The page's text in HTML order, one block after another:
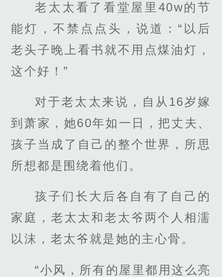
老太太看了看堂屋里40w的节
能灯，不禁点点头，说道：“以后
老头子晚上看书就不用点煤油灯，
这个好！”
对于老太太来说，自从16岁嫁
到萧家，她60年如一日，把丈夫、
孩子当成了自己的整个世界，所思
所想都是围绕着他们。
孩子们长大后各自有了自己的
家庭，老太太和老太爷两个人相濡
以沫，老太爷就是她的主心骨。
“小风，所有的屋里都用这么亮